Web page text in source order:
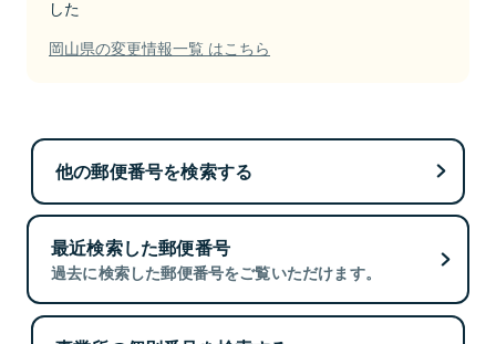
した
岡山県の変更情報一覧 はこちら
他の郵便番号を検索する
最近検索した郵便番号
過去に検索した郵便番号をご覧いただけます。